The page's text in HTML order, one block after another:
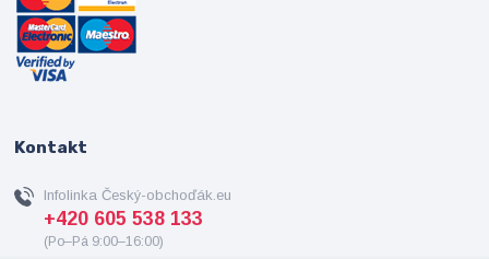
Kontakt
Infolinka Český-obchoďák.eu
+420 605 538 133
(Po–Pá 9:00–16:00)